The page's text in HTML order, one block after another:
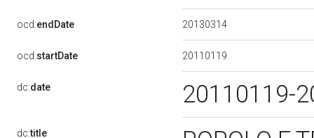
ocd:endDate 20130314
ocd:startDate 20110119
dc:date 20110119-
dc:title